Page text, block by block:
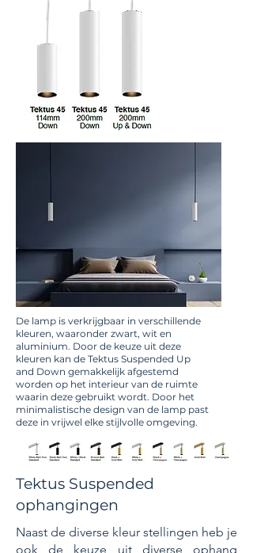
De lamp is verkrijgbaar in verschillende
kleuren, waaronder zwart, wit en
aluminium. Door de keuze uit deze
kleuren kan de Tektus Suspended Up
and Down gemakkelijk afgestemd
worden op het interieur van de ruimte
waarin deze gebruikt wordt. Door het
minimalistische design van de lamp past
deze in vrijwel elke stijlvolle omgeving.
Tektus Suspended
ophangingen
Naast de diverse kleur stellingen heb je
ook de keuze uit diverse ophang